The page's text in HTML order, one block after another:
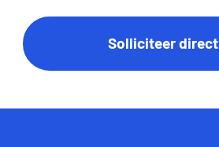
Solliciteer direct